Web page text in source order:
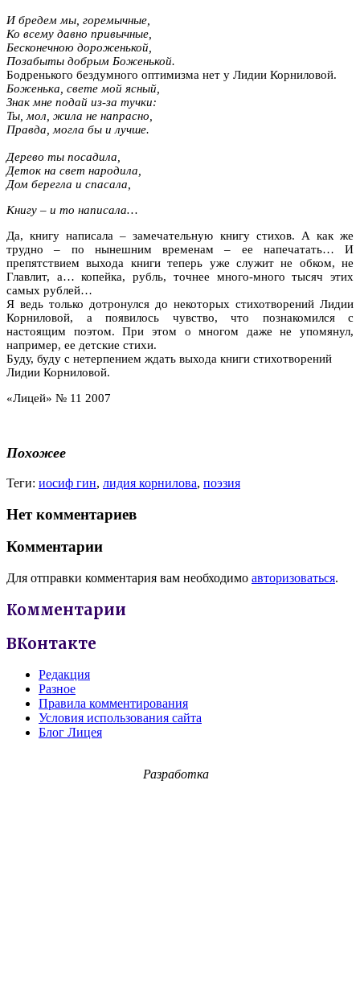
И бредем мы, горемычные,
Ко всему давно привычные,
Бесконечною дороженькой,
Позабыты добрым Боженькой.
Бодренького бездумного оптимизма нет у Лидии Корниловой.
Боженька, свете мой ясный,
Знак мне подай из-за тучки:
Ты, мол, жила не напрасно,
Правда, могла бы и лучше.
Дерево ты посадила,
Деток на свет народила,
Дом берегла и спасала,
Книгу – и то написала…
Да, книгу написала – замечательную книгу стихов. А как же
трудно – по нынешним временам – ее напечатать… И
препятствием выхода книги теперь уже служит не обком, не
Главлит, а… копейка, рубль, точнее много-много тысяч этих
самых рублей…
Я ведь только дотронулся до некоторых стихотворений Лидии
Корниловой, а появилось чувство, что познакомился с
настоящим поэтом. При этом о многом даже не упомянул,
например, ее детские стихи.
Буду, буду с нетерпением ждать выхода книги стихотворений
Лидии Корниловой.
«Лицей» № 11 2007
Похожее
Теги: иосиф гин, лидия корнилова, поэзия
Нет комментариев
Комментарии
Для отправки комментария вам необходимо авторизоваться.
Комментарии
ВКонтакте
Редакция
Разное
Правила комментирования
Условия использования сайта
Блог Лицея
Разработка